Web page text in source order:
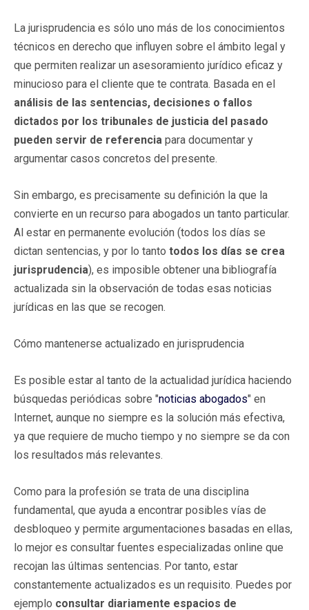
La jurisprudencia es sólo uno más de los conocimientos
técnicos en derecho que influyen sobre el ámbito legal y
que permiten realizar un asesoramiento jurídico eficaz y
minucioso para el cliente que te contrata. Basada en el
análisis de las sentencias, decisiones o fallos
dictados por los tribunales de justicia del pasado
pueden servir de referencia para documentar y
argumentar casos concretos del presente.
Sin embargo, es precisamente su definición la que la
convierte en un recurso para abogados un tanto particular.
Al estar en permanente evolución (todos los días se
dictan sentencias, y por lo tanto todos los días se crea
jurisprudencia), es imposible obtener una bibliografía
actualizada sin la observación de todas esas noticias
jurídicas en las que se recogen.
Cómo mantenerse actualizado en jurisprudencia
Es posible estar al tanto de la actualidad jurídica haciendo
búsquedas periódicas sobre "noticias abogados" en
Internet, aunque no siempre es la solución más efectiva,
ya que requiere de mucho tiempo y no siempre se da con
los resultados más relevantes.
Como para la profesión se trata de una disciplina
fundamental, que ayuda a encontrar posibles vías de
desbloqueo y permite argumentaciones basadas en ellas,
lo mejor es consultar fuentes especializadas online que
recojan las últimas sentencias. Por tanto, estar
constantemente actualizados es un requisito. Puedes por
ejemplo consultar diariamente espacios de